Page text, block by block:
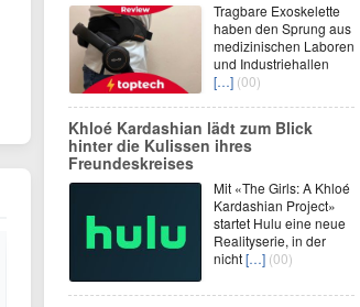
Tragbare Exoskelette
haben den Sprung aus
medizinischen Laboren
und Industriehallen
[…] (00)
Khloé Kardashian lädt zum Blick
hinter die Kulissen ihres
Freundeskreises
Mit «The Girls: A Khloé
Kardashian Project»
startet Hulu eine neue
Realityserie, in der
nicht[…] (00)